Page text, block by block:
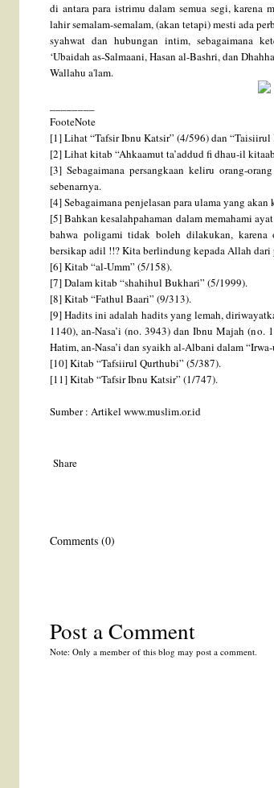
di antara para istrimu dalam semua segi, karena
lahir semalam-semalam, (akan tetapi) mesti ada
syahwat dan hubungan intim, sebagaimana
‘Ubaidah as-Salmaani, Hasan al-Bashri, dan
Wallahu a'lam.
FooteNote
[1] Lihat “Tafsir Ibnu Katsir” (4/596) dan
[2] Lihat kitab “Ahkaamut ta’addud fi dhau-il
[3] Sebagaimana persangkaan keliru orang-
sebenarnya.
[4] Sebagaimana penjelasan para ulama yang
[5] Bahkan kesalahpahaman dalam memahami
bahwa poligami tidak boleh dilakukan,
bersikap adil !!? Kita berlindung kepada Allah dari
[6] Kitab “al-Umm” (5/158).
[7] Dalam kitab “shahihul Bukhari” (5/1999).
[8] Kitab “Fathul Baari” (9/313).
[9] Hadits ini adalah hadits yang lemah,
1140), an-Nasa’i (no. 3943) dan Ibnu Majah (no.
Hatim, an-Nasa’i dan syaikh al-Albani dalam
[10] Kitab “Tafsiirul Qurthubi” (5/387).
[11] Kitab “Tafsir Ibnu Katsir” (1/747).
Sumber : Artikel www.muslim.or.id
Share
Comments (0)
Post a Comment
Note: Only a member of this blog may post a comment.